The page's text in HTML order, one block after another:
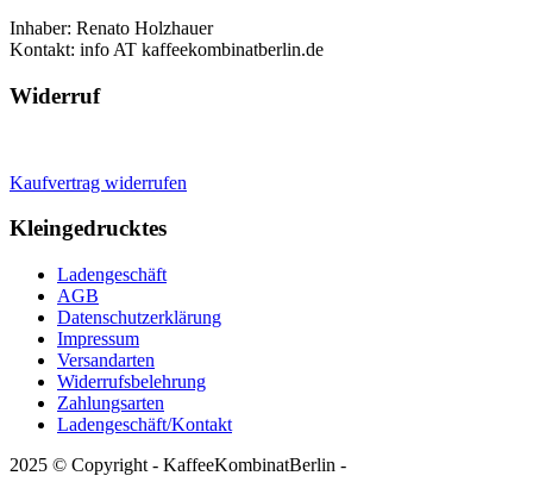
Inhaber: Renato Holzhauer
Kontakt: info AT kaffeekombinatberlin.de
Widerruf
Kaufvertrag widerrufen
Kleingedrucktes
Ladengeschäft
AGB
Datenschutzerklärung
Impressum
Versandarten
Widerrufsbelehrung
Zahlungsarten
Ladengeschäft/Kontakt
2025 © Copyright - KaffeeKombinatBerlin -